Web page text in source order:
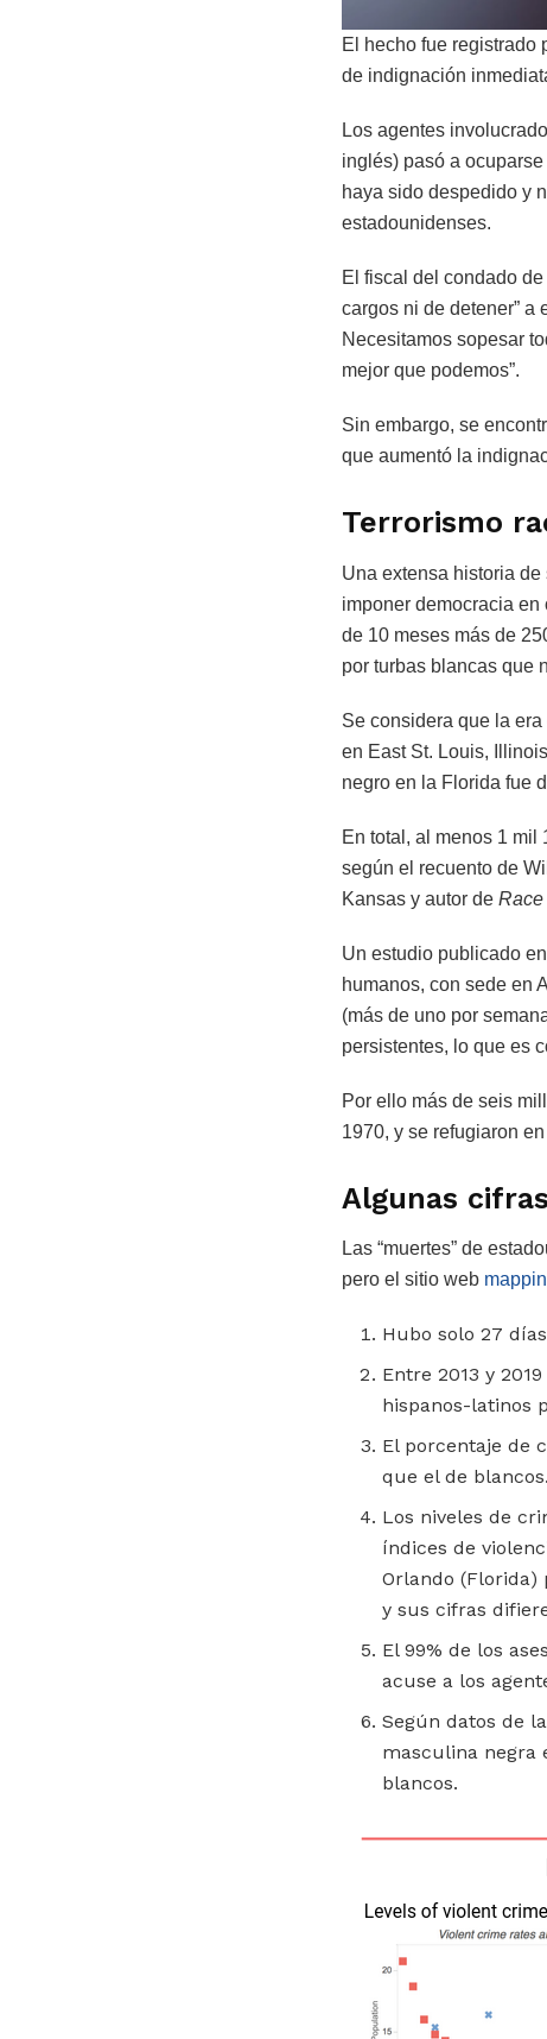
El hecho fue registrado
de indignación
Los agentes
inglés) pasó a
haya sido despedido y
estadounidenses.
El fiscal del condado
cargos ni de detener” a
Necesitamos sopesar
mejor que podemos”.
Sin embargo, se
que aumentó la
Terrorismo
Una extensa historia
imponer democracia en
de 10 meses más de
por turbas blancas que
Se considera que la
en East St. Louis,
negro en la Florida fue
En total, al menos 1
según el recuento de
Kansas y autor de Race
Un estudio publicado
humanos, con sede en
(más de uno por
persistentes, lo que es
Por ello más de seis
1970, y se refugiaron
Algunas cifras
Las “muertes” de
pero el sitio web
Hubo solo 27
Entre 2013 y
hispanos-latinos
El porcentaje de
que el de blancos.
Los niveles de
índices de
Orlando (Florida)
y sus cifras
El 99% de los
acuse a los
Según datos de
masculina negra
blancos.